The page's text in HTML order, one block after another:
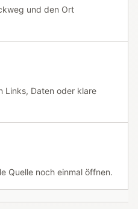
und den Ort
Links, Daten oder klare
Quelle noch einmal öffnen.